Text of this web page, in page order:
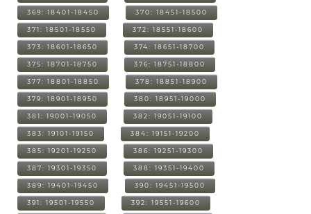
369: 18401-18450 370: 18451-18500
371: 18501-18550 372: 18551-18600
373: 18601-18650 374: 18651-18700
375: 18701-18750 376: 18751-18800
377: 18801-18850 378: 18851-18900
379: 18901-18950 380: 18951-19000
381: 19001-19050 382: 19051-19100
383: 19101-19150 384: 19151-19200
385: 19201-19250 386: 19251-19300
387: 19301-19350 388: 19351-19400
389: 19401-19450 390: 19451-19500
391: 19501-19550 392: 19551-19600